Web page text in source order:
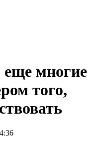
многие
того,